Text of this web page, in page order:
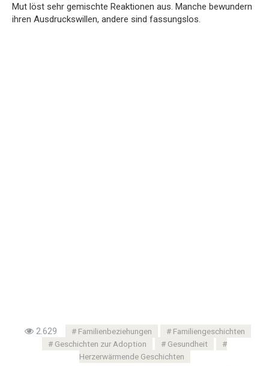
Mut löst sehr gemischte Reaktionen aus. Manche bewundern
ihren Ausdruckswillen, andere sind fassungslos.
2.629 Familienbeziehungen
Familiengeschichten
Geschichten zur Adoption
Gesundheit
Herzerwärmende Geschichten